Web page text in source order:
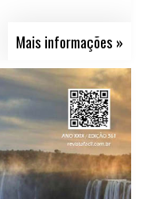
Mais informações »